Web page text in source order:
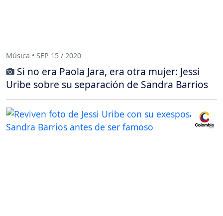
Música • SEP 15 / 2020
Si no era Paola Jara, era otra mujer: Jessi
Uribe sobre su separación de Sandra Barrios